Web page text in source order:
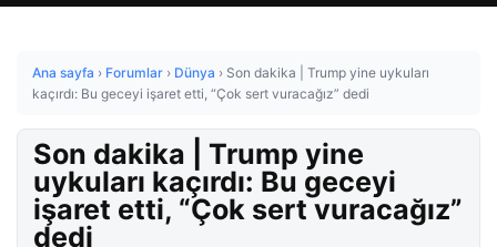
Ana sayfa › Forumlar › Dünya › Son dakika | Trump yine uykuları
kaçırdı: Bu geceyi işaret etti, “Çok sert vuracağız” dedi
Son dakika | Trump yine
uykuları kaçırdı: Bu geceyi
işaret etti, “Çok sert vuracağız”
dedi